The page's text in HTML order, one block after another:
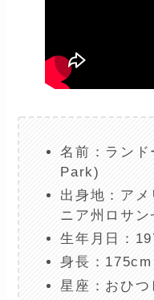
名前：ラン
Park)
出身地：ア
ニア州ロサン
生年月日：
身長：175cm
星座：おひつ